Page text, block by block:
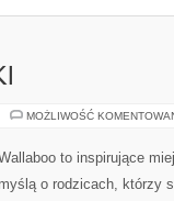
MOŻLIWOŚĆ
to inspirujące
myślą o rodzicach, którzy